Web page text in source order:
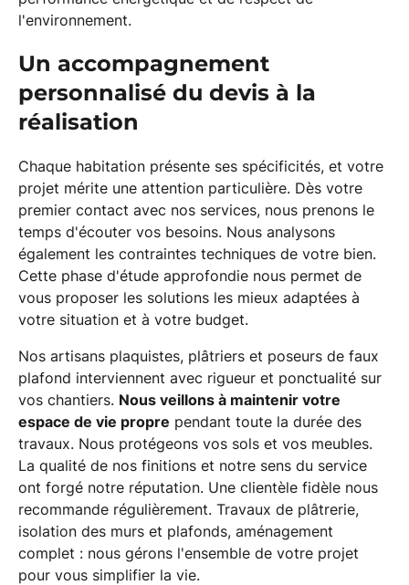
l'environnement.
Un accompagnement
personnalisé du devis à la
réalisation
Chaque habitation présente ses spécificités, et votre
projet mérite une attention particulière. Dès votre
premier contact avec nos services, nous prenons le
temps d'écouter vos besoins. Nous analysons
également les contraintes techniques de votre bien.
Cette phase d'étude approfondie nous permet de
vous proposer les solutions les mieux adaptées à
votre situation et à votre budget.
Nos artisans plaquistes, plâtriers et poseurs de faux
plafond interviennent avec rigueur et ponctualité sur
vos chantiers. Nous veillons à maintenir votre
espace de vie propre pendant toute la durée des
travaux. Nous protégeons vos sols et vos meubles.
La qualité de nos finitions et notre sens du service
ont forgé notre réputation. Une clientèle fidèle nous
recommande régulièrement. Travaux de plâtrerie,
isolation des murs et plafonds, aménagement
complet : nous gérons l'ensemble de votre projet
pour vous simplifier la vie.